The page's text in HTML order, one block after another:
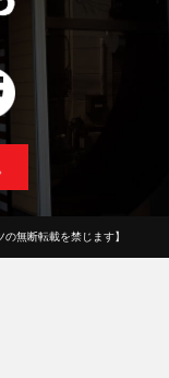
の無断転載を禁じます】